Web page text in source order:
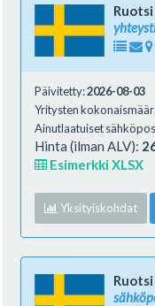
Ruotsi
Päivitetty:2026-08-03
Yritysten
Ainutlaatuiset
Hinta (ilman ALV):
Esimerkki XLSX
Yksityiskohdat
Ruotsi